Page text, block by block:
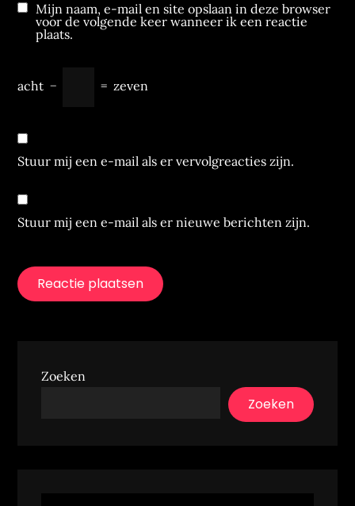
Mijn naam, e-mail en site opslaan in deze browser
voor de volgende keer wanneer ik een reactie
plaats.
acht − = zeven
Stuur mij een e-mail als er vervolgreacties zijn.
Stuur mij een e-mail als er nieuwe berichten zijn.
Zoeken
Zoeken